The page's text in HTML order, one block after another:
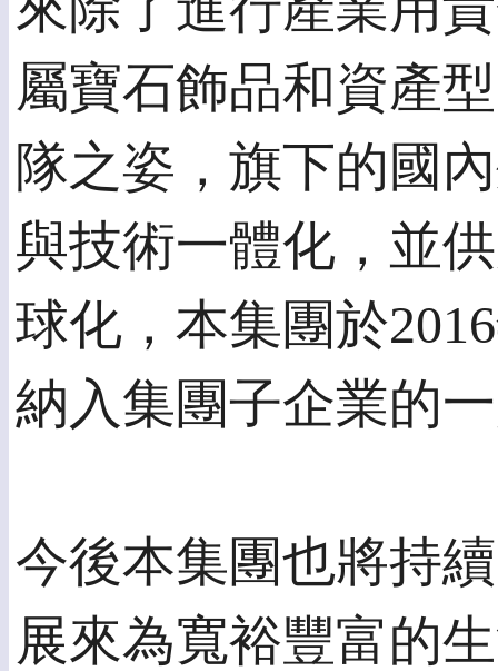
屬寶石飾品和資產
隊之姿，旗下的國
與技術一體化，並
球化，本集團於
納入集團子企業的
今後本集團也將持
展來為寬裕豐富的